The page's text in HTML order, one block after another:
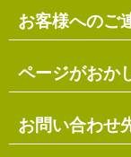
※ショッピング
されない場合
※商品の組み
別途必要とな
※上記の際は、
料をお知らせ
離島の場合、
す。
品発送予定」
在庫切れの場合
別途、納期の
代金引換（＋
商品配送時に
銀行振込（先
口座は琉球銀行
※ゆうちょ銀
お客様へのご
受注・確認・発
各発生日より2
※定休日にはご
ください。
ページがおか
当店のホーム
作ったページ
お問い合わせ